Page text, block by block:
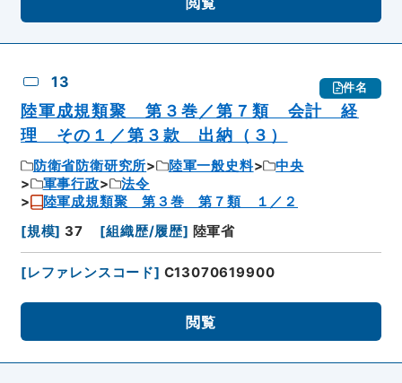
13 件名
陸軍成規類聚 第３巻／第７類 会計 経
理 その１／第３款 出納（３）
防衛省防衛研究所 陸軍一般史料
中央
軍事行政
法令
陸軍成規類聚 第３巻 第７類 １／２
[規模] 37 [組織歴/履歴] 陸軍省
[レファレンスコード] C13070619900
閲覧